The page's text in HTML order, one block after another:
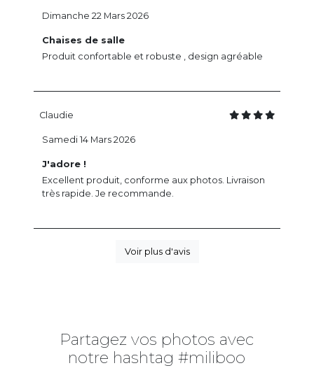
Chaises de salle
Produit confortable et robuste , design agréable
Dimanche 22 Mars 2026
Claudie
J'adore !
Excellent produit, conforme aux photos. Livraison
très rapide. Je recommande.
Samedi 14 Mars 2026
Voir plus d'avis
Partagez vos photos avec
notre hashtag #miliboo